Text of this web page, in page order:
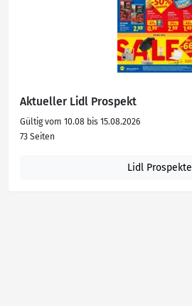
Aktueller Lidl Prospekt
Gültig vom 10.08 bis 15.08.2026
73 Seiten
Lidl Prospekte